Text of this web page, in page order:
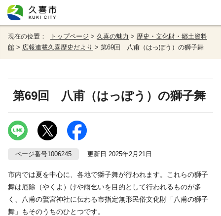
現在の位置： トップページ > 久喜の魅力 > 歴史・文化財・郷土資料
館 > 広報連載久喜歴史だより > 第69回 八甫（はっぽう）の獅子舞
第69回 八甫（はっぽう）の獅子舞
ページ番号1006245 更新日 2025年2月21日
市内では夏を中心に、各地で獅子舞が行われます。これらの獅子
舞は厄除（やくよ）けや雨乞いを目的として行われるものが多
く、八甫の鷲宮神社に伝わる市指定無形民俗文化財「八甫の獅子
舞」もそのうちのひとつです。